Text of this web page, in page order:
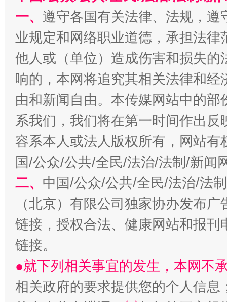
魏明亮
一、 遵守各国有关法律、法规，
业规定和网络职业道德，承担法
他人或（单位）造成伤害和损失
响的，本网将追究其相关法律和
由和新闻自由。本传媒网站中的
系我们，我们将在第一时间作出
容系本人或法人版权所有，网站
国/公众/公共/全民/法治/法制/新闻
二、 中国/公众/公共/全民/法治/法
（北京）有限公司独家协办发布
链接，授权合法、健康网站和报
链接。
●就下列相关事宜的发生，本网不
相关政府的要求提供您的个人信息